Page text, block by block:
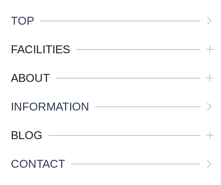
TOP
FACILITIES
ABOUT
INFORMATION
BLOG
CONTACT